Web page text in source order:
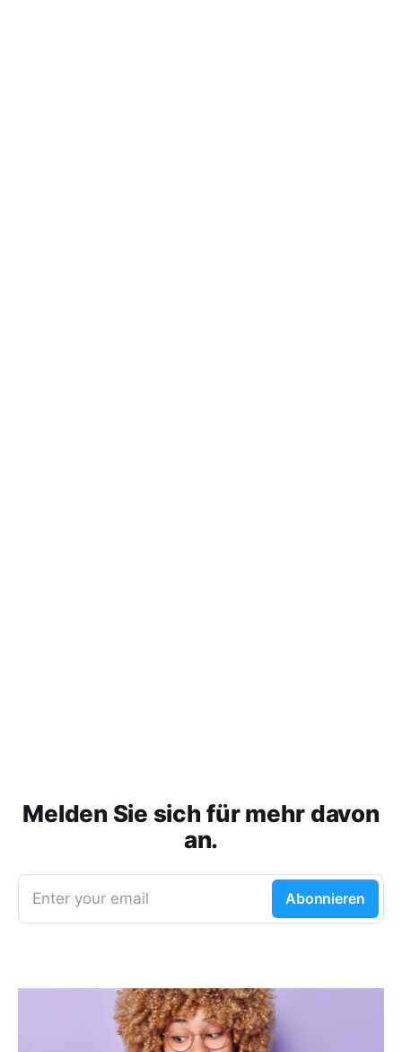
Melden Sie sich für mehr davon
an.
Enter your email Abonnieren